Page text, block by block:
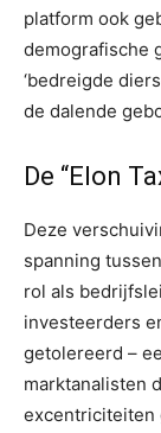
platform ook
demografische
‘bedreigde
de dalende
De “Elon
Deze
spanning
rol als
investeerders
getolereerd –
marktanalisten
excentriciteiten